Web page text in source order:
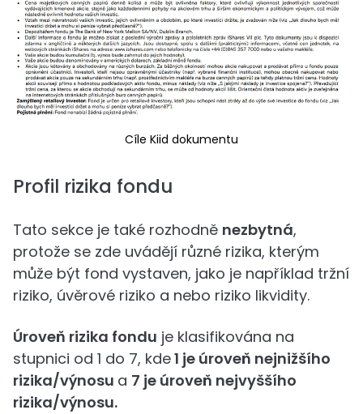
Cíle Kiid dokumentu
Profil rizika fondu
Tato sekce je také rozhodně nezbytná,
protože se zde uvádějí různé rizika, kterým
může být fond vystaven, jako je například tržní
riziko, úvěrové riziko a nebo riziko likvidity.
Úroveň rizika fondu je klasifikována na
stupnici od 1 do 7, kde1 je úroveň nejnižšího
rizika/výnosu a 7 je úroveň nejvyššího
rizika/výnosu.